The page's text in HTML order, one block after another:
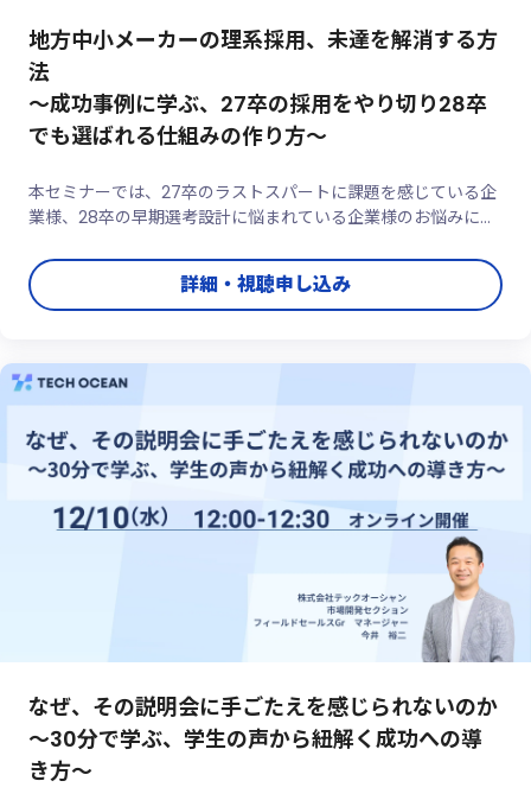
地方中小メーカーの理系採用、未達を解消する方
法
～成功事例に学ぶ、27卒の採用をやり切り28卒
でも選ばれる仕組みの作り方～
本セミナーでは、27卒のラストスパートに課題を感じている企
業様、28卒の早期選考設計に悩まれている企業様のお悩みに、
と」「具体的に聞いてみたいこと」を、ぜひお気軽にご相談くだ
さい。理系採用に特化したサービス提供者ならではの視点で、
明日から実践 ...
詳細・視聴申し込み
なぜ、その説明会に手ごたえを感じられないのか
～30分で学ぶ、学生の声から紐解く成功への導
き方～